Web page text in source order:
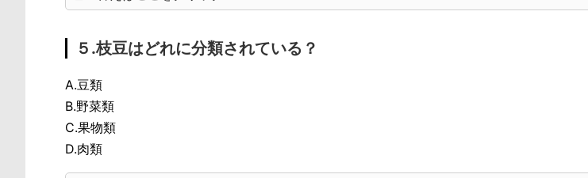
５.枝豆はどれに分類されている？
A.豆類
B.野菜類
C.果物類
D.肉類